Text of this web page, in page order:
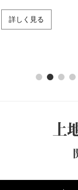
詳しく見る
上